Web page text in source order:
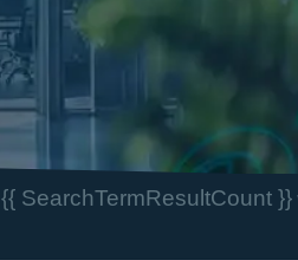
{{ SearchTermResultCount }}